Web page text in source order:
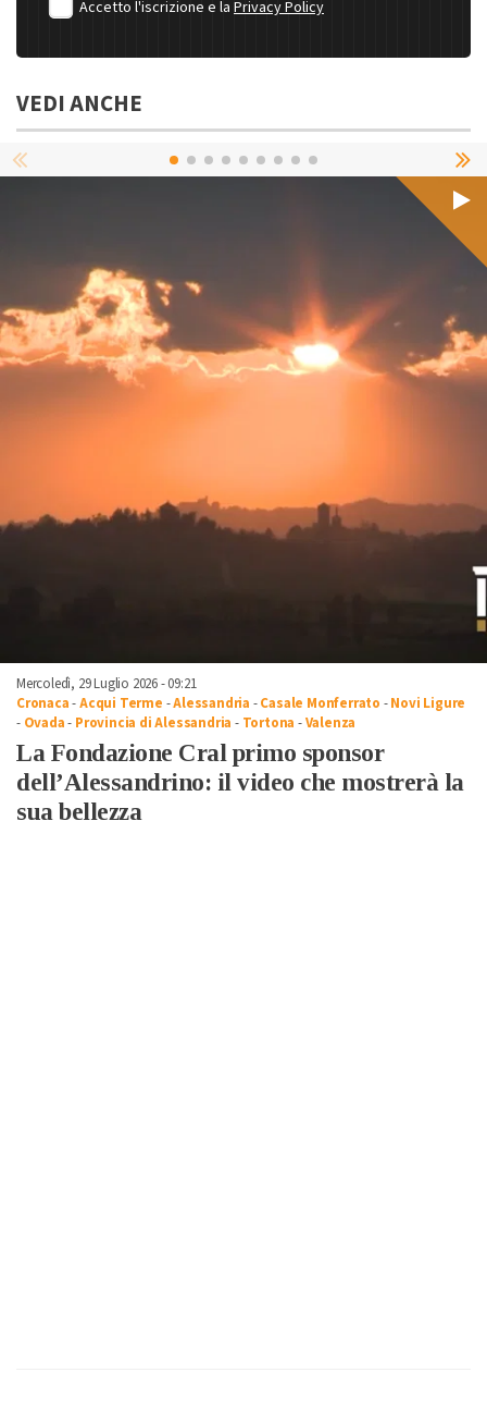
Accetto l'iscrizione e la Privacy Policy
VEDI ANCHE
Mercoledì, 29 Luglio 2026 - 09:21
Cronaca-Acqui Terme -Alessandria -Casale Monferrato -Novi Ligure
- Ovada- Provincia di Alessandria - Tortona -Valenza
La Fondazione Cral primo sponsor
dell’Alessandrino: il video che mostrerà la
sua bellezza